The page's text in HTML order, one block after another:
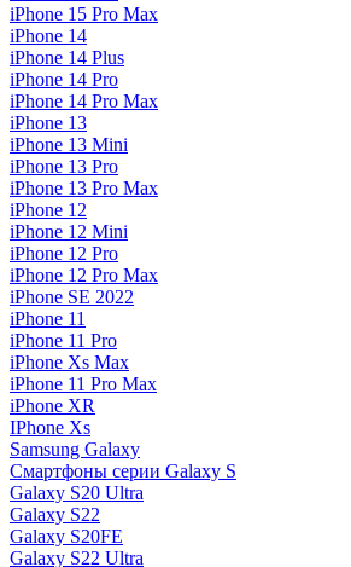
iPhone 15 Pro Max
iPhone 14
iPhone 14 Plus
iPhone 14 Pro
iPhone 14 Pro Max
iPhone 13
iPhone 13 Mini
iPhone 13 Pro
iPhone 13 Pro Max
iPhone 12
iPhone 12 Mini
iPhone 12 Pro
iPhone 12 Pro Max
iPhone SE 2022
iPhone 11
iPhone 11 Pro
iPhone Xs Max
iPhone 11 Pro Max
iPhone XR
IPhone Xs
Samsung Galaxy
Смартфоны серии Galaxy S
Galaxy S20 Ultra
Galaxy S22
Galaxy S20FE
Galaxy S22 Ultra